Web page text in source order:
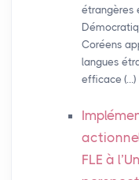
étrangères
Coréens
langues
efficace (…)
FLE à